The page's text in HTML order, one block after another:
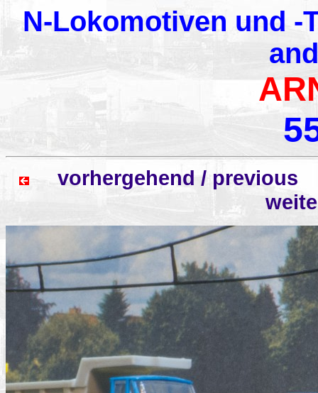
N-Lokomotiven und -
vorhergehend /